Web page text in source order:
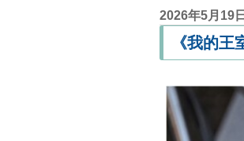
2026年5月19
《我的